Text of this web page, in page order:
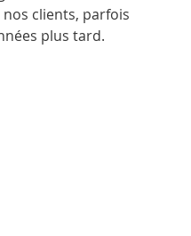
clients, parfois
plus tard.